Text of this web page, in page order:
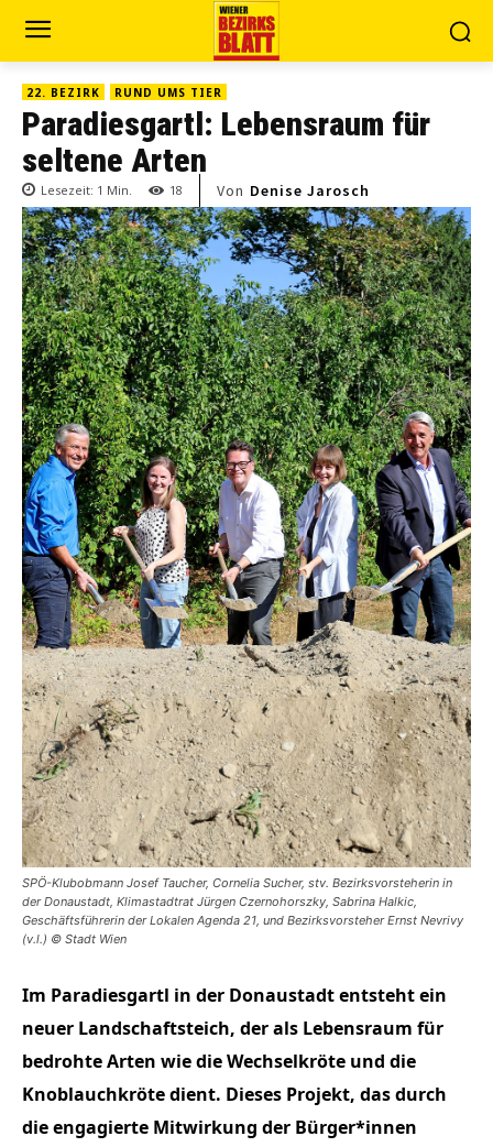
22. BEZIRK RUND UMS TIER
Paradiesgartl: Lebensraum für
seltene Arten
Lesezeit: 1 Min. 18 Von Denise Jarosch
SPÖ-Klubobmann Josef Taucher, Cornelia Sucher, stv. Bezirksvorsteherin in
der Donaustadt, Klimastadtrat Jürgen Czernohorszky, Sabrina Halkic,
Geschäftsführerin der Lokalen Agenda 21, und Bezirksvorsteher Ernst Nevrivy
(v.l.) © Stadt Wien
Im Paradiesgartl in der Donaustadt entsteht ein
neuer Landschaftsteich, der als Lebensraum für
bedrohte Arten wie die Wechselkröte und die
Knoblauchkröte dient. Dieses Projekt, das durch
die engagierte Mitwirkung der Bürger*innen